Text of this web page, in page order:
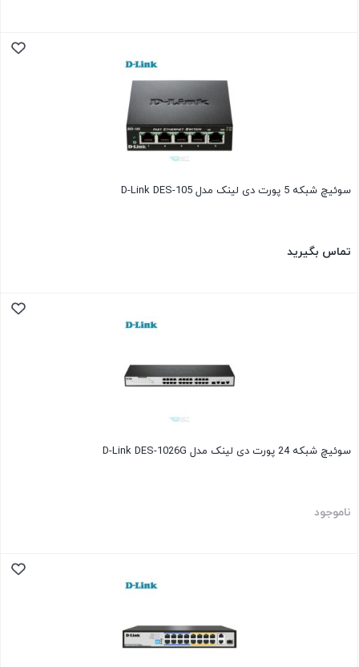
سوئیچ شبکه 5 پورت دی لینک مدل D-Link DES-105
تماس بگیرید
سوئیچ شبکه 24 پورت دی لینک مدل D-Link DES-1026G
ناموجود